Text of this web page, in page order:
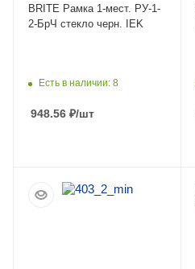
BRITE Рамка 1-мест. РУ-1-
2-БрЧ стекло черн. IEK
Есть в наличии: 8
948.56 ₽/шт
ПОДРОБНЕЕ